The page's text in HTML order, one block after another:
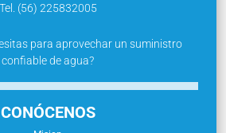
Tel. (56) 225832005
para aprovechar un suministro
confiable de agua?
CONÓCENOS